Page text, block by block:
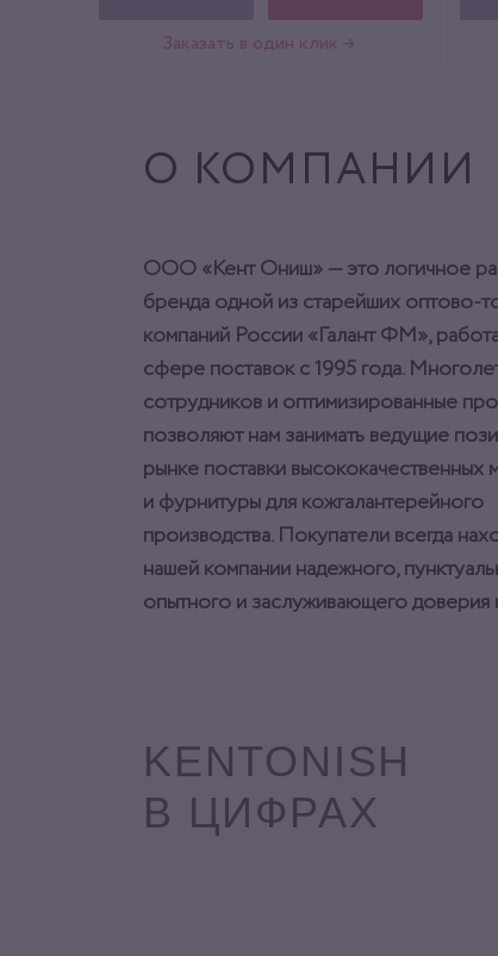
Заказать в один клик →
О КОМПАНИИ
ООО «Кент Ониш» — это логичное
бренда одной из старейших оптово-
компаний России «Галант ФМ»,
сфере поставок с 1995 года.
сотрудников и оптимизированные
позволяют нам занимать ведущие
рынке поставки высококачественных
и фурнитуры для кожгалантерейного
производства. Покупатели всегда
нашей компании надежного,
опытного и заслуживающего доверия
KENTONISH
В ЦИФРАХ